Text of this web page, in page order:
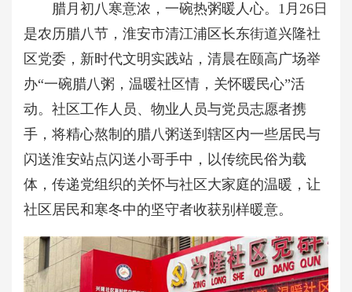
腊月初八寒意浓，一碗热粥暖人心。1月26日
是农历腊八节，淮安市清江浦区长东街道兴隆社
区党委，新时代文明实践站，清晨在颐高广场举
办“一碗腊八粥，温暖社区情，关怀暖民心”活
动。社区工作人员、物业人员与党员志愿者携
手，将精心熬制的腊八粥送到辖区内一些居民与
闪送淮安站点闪送小哥手中，以传统民俗为载
体，传递党组织的关怀与社区大家庭的温暖，让
社区居民和寒冬中的坚守者收获别样暖意。